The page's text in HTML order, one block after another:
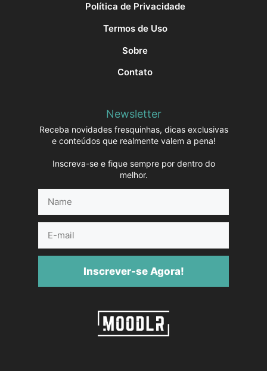
Política de Privacidade
Termos de Uso
Sobre
Contato
Newsletter
Receba novidades fresquinhas, dicas exclusivas
e conteúdos que realmente valem a pena!
Inscreva-se e fique sempre por dentro do
melhor.
mail
Inscrever-se Agora!